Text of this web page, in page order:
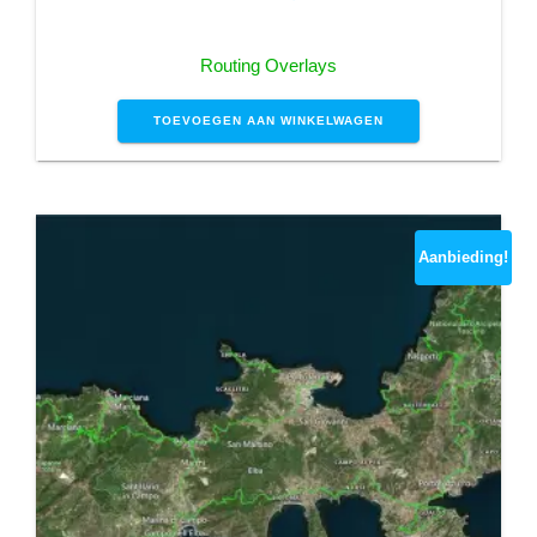
was:
€1,99.
Routing Overlays
TOEVOEGEN AAN WINKELWAGEN
Aanbieding!